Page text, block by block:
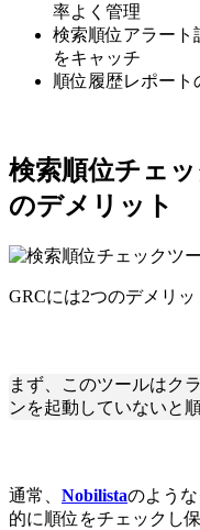
率よく管理
検索順位アラート
をキャッチ
順位履歴レポート
検索順位チェ
のデメリット
GRCには2つのデメリッ
まず、このツールはク
ンを起動していないと
通常、 Nobilistaのよう
的に順位をチェックし